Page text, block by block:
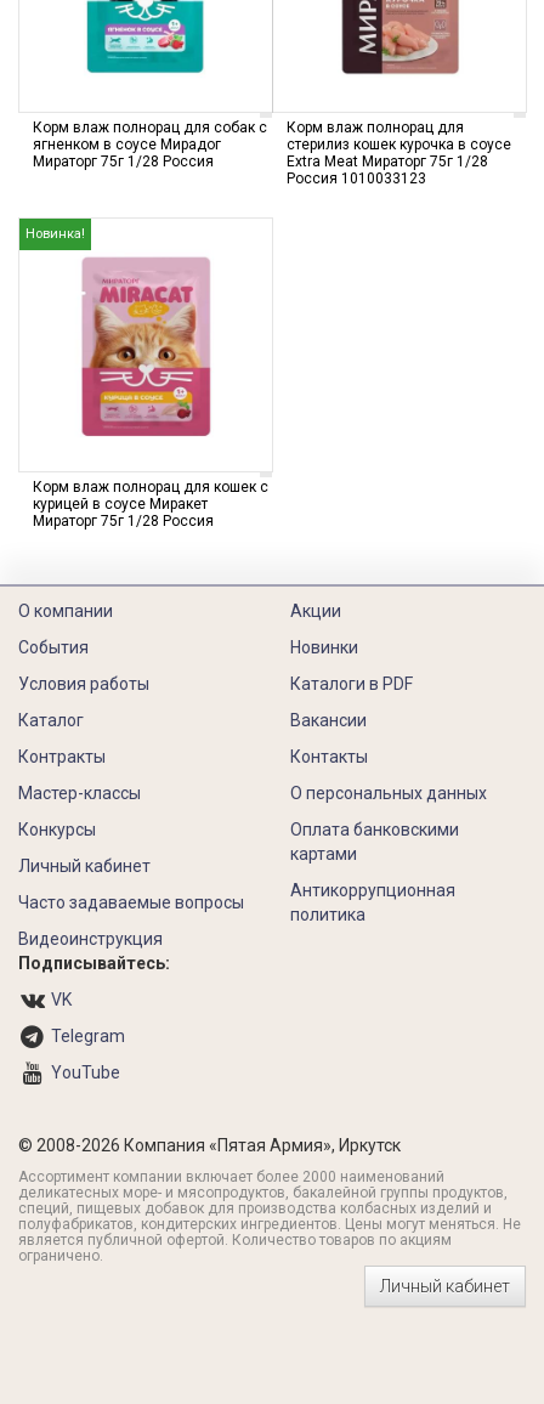
Корм влаж полнорац для собак с
ягненком в соусе Мирадог
Мираторг 75г 1/28 Россия
Корм влаж полнорац для
стерилиз кошек курочка в соусе
Extra Meat Мираторг 75г 1/28
Россия 1010033123
Новинка!
Корм влаж полнорац для кошек с
курицей в соусе Миракет
Мираторг 75г 1/28 Россия
О компании
События
Условия работы
Каталог
Контракты
Акции
Новинки
Каталоги в PDF
Вакансии
Контакты
Мастер-классы
Конкурсы
Личный кабинет
Часто задаваемые вопросы
Видеоинструкция
О персональных данных
Оплата банковскими
картами
Антикоррупционная
политика
Подписывайтесь:
VK
Telegram
YouTube
© 2008-2026 Компания «Пятая Армия», Иркутск
Ассортимент компании включает более 2000 наименований
деликатесных море- и мясопродуктов, бакалейной группы продуктов,
специй, пищевых добавок для производства колбасных изделий и
полуфабрикатов, кондитерских ингредиентов. Цены могут меняться. Не
является публичной офертой. Количество товаров по акциям
ограничено.
Личный кабинет